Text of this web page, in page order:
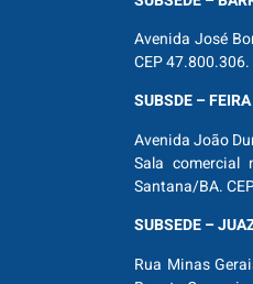
Avenida José
CEP 47.800.306.
SUBSDE –
Avenida João
Sala
Santana/BA.
SUBSEDE –
Rua Minas